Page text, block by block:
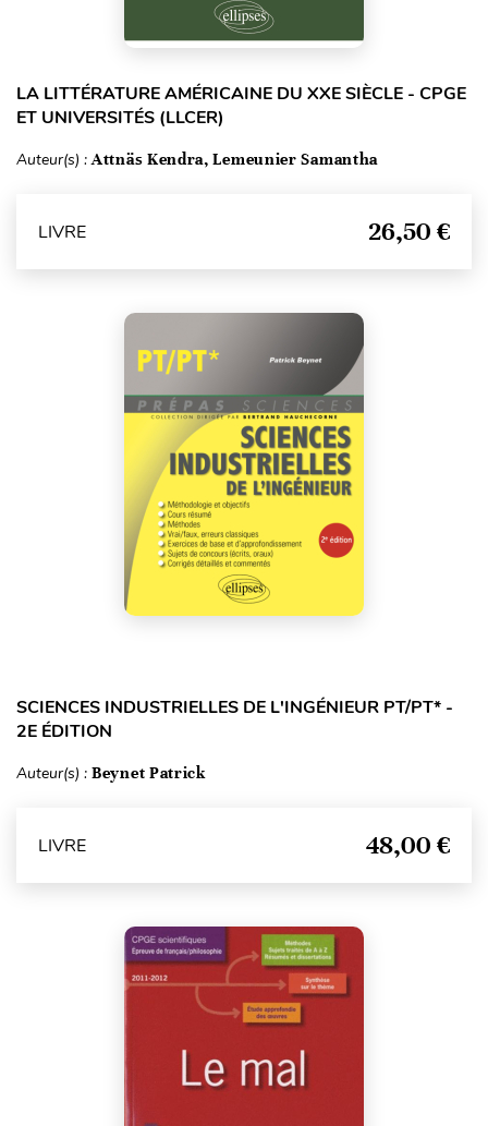
LA LITTÉRATURE AMÉRICAINE DU XXE SIÈCLE - CPGE
ET UNIVERSITÉS (LLCER)
Auteur(s) :Attnäs Kendra, Lemeunier Samantha
LIVRE 26,50 €
SCIENCES INDUSTRIELLES DE L'INGÉNIEUR PT/PT* -
2E ÉDITION
Auteur(s) : Beynet Patrick
LIVRE 48,00 €